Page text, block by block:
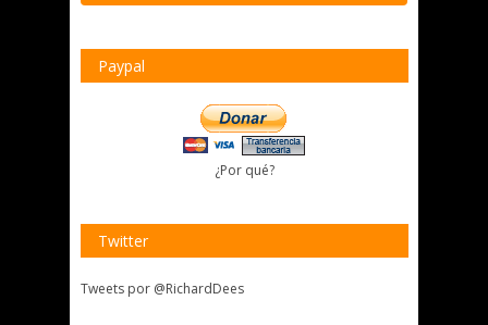
Paypal
¿Por qué?
Twitter
Tweets por @RichardDees